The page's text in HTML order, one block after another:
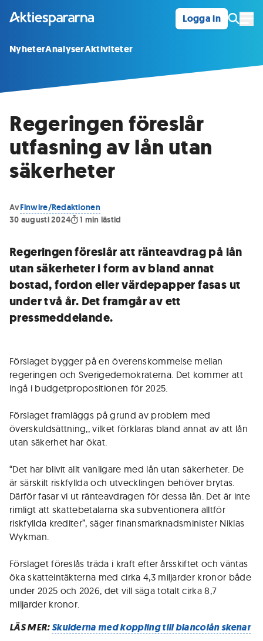
Logga in
NyheterAnalyserAktiviteter
Regeringen föreslår
utfasning av lån utan
säkerheter
AvFinwire/Redaktionen
30 augusti 2024
1 min lästid
Regeringen föreslår att ränteavdrag på lån
utan säkerheter i form av bland annat
bostad, fordon eller värdepapper fasas ut
under två år. Det framgår av ett
pressmeddelande.
Förslaget bygger på en överenskommelse mellan
regeringen och Sverigedemokraterna. Det kommer att
ingå i budgetpropositionen för 2025.
Förslaget framläggs på grund av problem med
överskuldsättning,, vilket förklaras bland annat av att lån
utan säkerhet har ökat.
“Det har blivit allt vanligare med lån utan säkerheter. De
är särskilt riskfyllda och utvecklingen behöver brytas.
Därför fasar vi ut ränteavdragen för dessa lån. Det är inte
rimligt att skattebetalarna ska subventionera alltför
riskfyllda krediter”, säger finansmarknadsminister Niklas
Wykman.
Förslaget föreslås träda i kraft efter årsskiftet och väntas
öka skatteintäkterna med cirka 4,3 miljarder kronor både
under 2025 och 2026, det vill säga totalt cirka 8,7
miljarder kronor.
LÄS MER:Skulderna med koppling till blancolån skenar